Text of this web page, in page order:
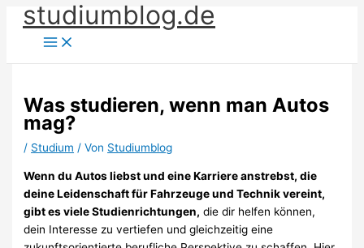
Zum
Inhalt
springen
studiumblog.de
Was studieren, wenn man Autos
mag?
/ Studium / Von Studiumblog
Wenn du Autos liebst und eine Karriere anstrebst, die
deine Leidenschaft für Fahrzeuge und Technik vereint,
gibt es viele Studienrichtungen, die dir helfen können,
dein Interesse zu vertiefen und gleichzeitig eine